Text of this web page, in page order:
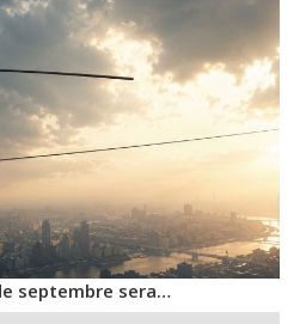
septembre sera…